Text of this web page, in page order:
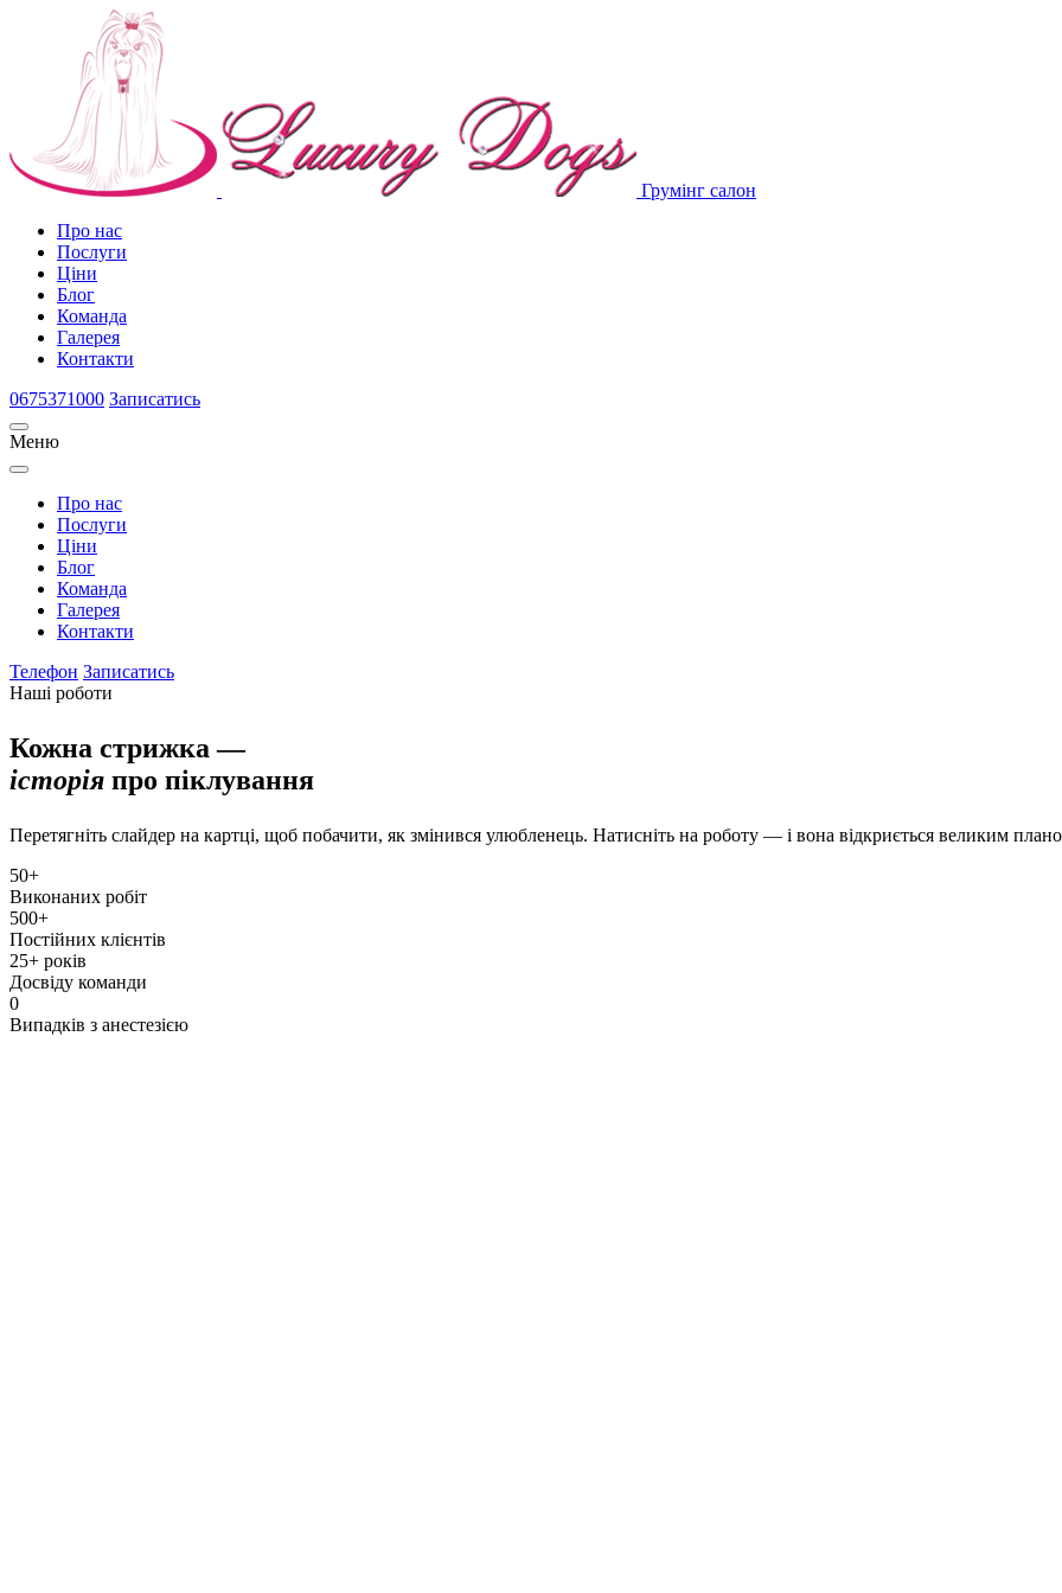
Грумінг салон
Про нас
Послуги
Ціни
Блог
Команда
Галерея
Контакти
0675371000 Записатись
Меню
Про нас
Послуги
Ціни
Блог
Команда
Галерея
Контакти
Телефон Записатись
Наші роботи
Кожна стрижка —
історія про піклування
Перетягніть слайдер на картці, щоб побачити, як змінився улюбленець. Натисніть на роботу — і вона відкриється великим
50+
Виконаних робіт
500+
Постійних клієнтів
25+ років
Досвіду команди
0
Випадків з анестезією